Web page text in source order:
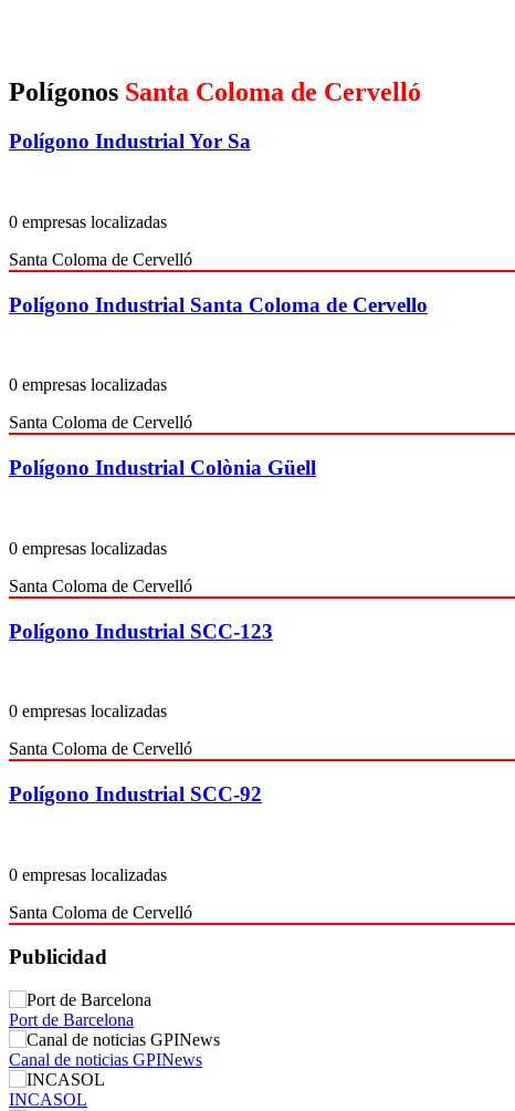
Polígonos Santa Coloma de Cervelló
Polígono Industrial Yor Sa
0 empresas localizadas
Santa Coloma de Cervelló
Polígono Industrial Santa Coloma de Cervello
0 empresas localizadas
Santa Coloma de Cervelló
Polígono Industrial Colònia Güell
0 empresas localizadas
Santa Coloma de Cervelló
Polígono Industrial SCC-123
0 empresas localizadas
Santa Coloma de Cervelló
Polígono Industrial SCC-92
0 empresas localizadas
Santa Coloma de Cervelló
Publicidad
Port de Barcelona
Canal de noticias GPINews
INCASOL